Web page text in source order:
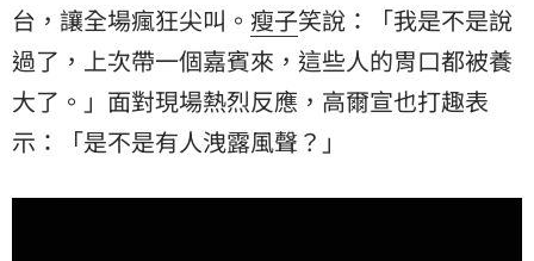
台，讓全場瘋狂尖叫。 瘦子笑說：「我是不是說
過了，上次帶一個嘉賓來，這些人的胃口都被養
大了。」面對現場熱烈反應，高爾宣也打趣表
示：「是不是有人洩露風聲？」